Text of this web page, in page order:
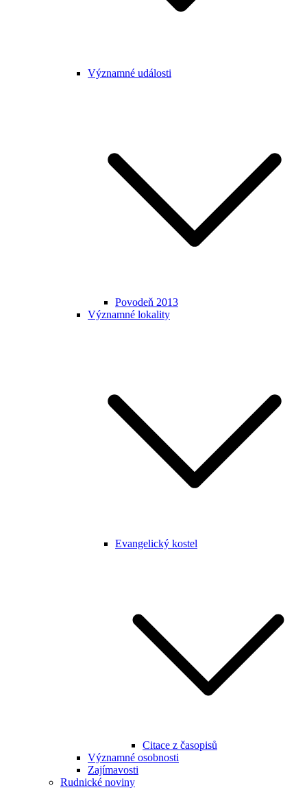
Významné události
Povodeň 2013
Významné lokality
Evangelický kostel
Citace z časopisů
Významné osobnosti
Zajímavosti
Rudnické noviny